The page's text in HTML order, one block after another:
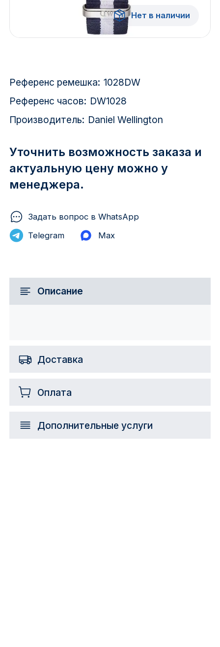
1 Поселок
2-я Смирновка
52127 городок
Нет в наличии
Референс ремешка: 1028DW
Референс часов: DW1028
Производитель: Daniel Wellington
Уточнить возможность заказа и
актуальную цену можно у
менеджера.
Задать вопрос в WhatsApp
Telegram
Max
Описание
Доставка
Оплата
Дополнительные услуги